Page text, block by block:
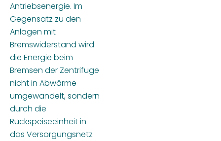
Antriebsenergie. Im
Gegensatz zu den
Anlagen mit
Bremswiderstand wird
die Energie beim
Bremsen der Zentrifuge
nicht in Abwärme
umgewandelt, sondern
durch die
Rückspeiseeinheit in
das Versorgungsnetz